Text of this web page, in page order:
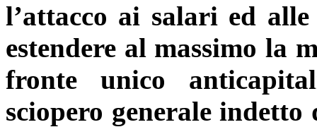
l’attacco ai salari ed
estendere al massimo la
fronte unico
sciopero generale